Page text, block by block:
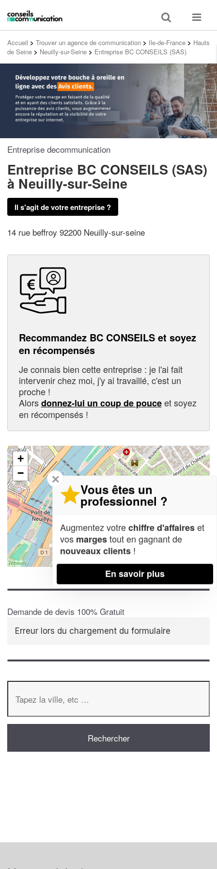
Toggle
search
Toggle
Accueil > Trouver un agence de communication > Ile-de-France > Hauts
de Seine > Neuilly-sur-Seine > Entreprise BC CONSEILS (SAS)
Entreprise decommunication
Entreprise BC CONSEILS (SAS)
à Neuilly-sur-Seine
Il s'agit de votre entreprise ?
14 rue beffroy 92200 Neuilly-sur-seine
Recommandez BC CONSEILS et soyez
en récompensés
Je connais bien cette entreprise : je l'ai fait
intervenir chez moi, j'y ai travaillé, c'est un
proche !
Alorsdonnez-lui un coup de pouceet soyez
en récompensés !
+
−
Leaflet| Map data ©OpenStreetMap contributors,CC-BY-SA
Demande de devis 100% Gratuit
Erreur lors du chargement du formulaire
✕
Vous êtes un
professionnel ?
Augmentez votrechiffre d'affaireset
vos margestout en gagnant de
nouveaux clients !
En savoir plus